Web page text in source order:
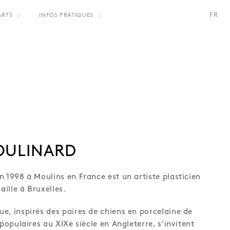
INFOS PRATIQUES FR
1998 à Moulins en France est un artiste plasticien
à Bruxelles.
inspirés des paires de chiens en porcelaine de
au XIXe siècle en Angleterre, s’invitent